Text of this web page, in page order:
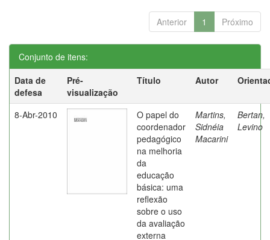
Anterior 1 Próximo
Conjunto de itens:
Data de
defesa
Pré-
visualização
Título Autor
8-Abr-2010
O papel do
coordenador
pedagógico
na melhoria
da
educação
básica: uma
reflexão
sobre o uso
da avaliação
externa
Martins,
Sidnéia
Macarini
Bertan,
Levino